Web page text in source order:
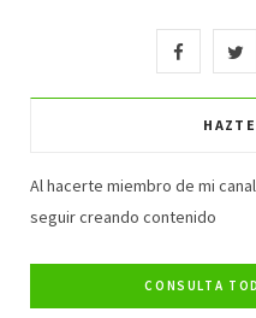
a
e
b
T
w
t
Al hacerte miembro de mi
seguir creando contenido